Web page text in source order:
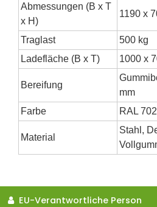
Abmessungen (B x T
x H)
1190 x
Traglast
500 kg
Ladefläche (B x T)
1000 x
Bereifung
mm
Farbe
RAL
Material
Stahl,
EU-Verantwortliche Person